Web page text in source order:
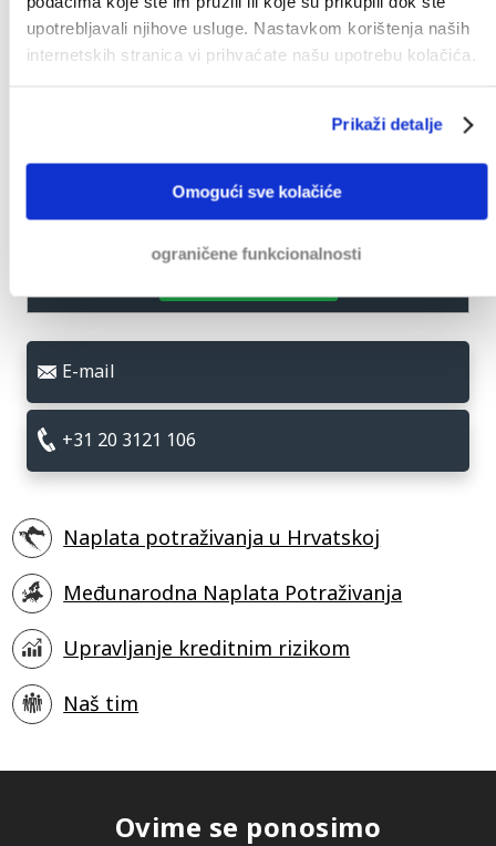
upotrebljavali njihove usluge. Nastavkom korištenja naših
internetskih stranica vi prihvaćate našu upotrebu kolačića.
Prikaži detalje
Omogući sve kolačiće
ograničene funkcionalnosti
Da, slažem se sizjavom o privatnosti
E-mail
+31 20 3121 106
Naplata potraživanja u Hrvatskoj
Međunarodna Naplata Potraživanja
Upravljanje kreditnim rizikom
Naš tim
Ovime se ponosimo